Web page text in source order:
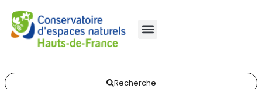
Recherche